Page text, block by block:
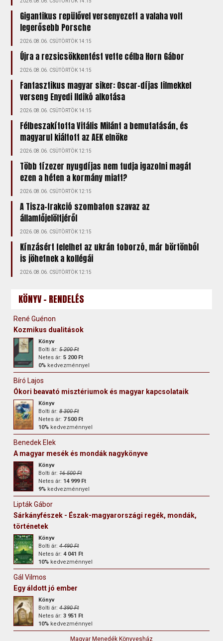
Gigantikus repülővel versenyezett a valaha volt
legerősebb Porsche
2026.08.06. CSÜTÖRTÖK 14:15
Újra a rezsicsökkentést vette célba Horn Gábor
2026.08.06. CSÜTÖRTÖK 14:15
Fantasztikus magyar siker: Oscar-díjas filmekkel
verseng Enyedi Ildikó alkotása
2026.08.06. CSÜTÖRTÖK 14:15
Félbeszakította Vitális Milánt a bemutatásán, és
magyarul kiáltott az AEK elnöke
2026.08.06. CSÜTÖRTÖK 12:15
Több tízezer nyugdíjas nem tudja igazolni magát
ezen a héten a kormány miatt?
2026.08.06. CSÜTÖRTÖK 12:15
A Tisza-frakció szombaton szavaz az
államfőjelöltjéről
2026.08.06. CSÜTÖRTÖK 12:15
Kínzásért felelhet az ukrán toborzó, már börtönből
is jöhetnek a kollégái
2026.08.06. CSÜTÖRTÖK 12:15
KÖNYV - RENDELÉS
René Guénon
Kozmikus dualitások
Könyv
Bolti ár:5 200 Ft
Netes ár:5 200 Ft
0% kedvezménnyel
Bíró Lajos
Ókori beavató misztériumok és magyar kapcsolataik
Könyv
Bolti ár:8 300 Ft
Netes ár: 7 500 Ft
10% kedvezménnyel
Benedek Elek
A magyar mesék és mondák nagykönyve
Könyv
Bolti ár:16 500 Ft
Netes ár: 14 999 Ft
9% kedvezménnyel
Lipták Gábor
Sárkányfészek - Észak-magyarországi regék, mondák,
történetek
Könyv
Bolti ár:4 490 Ft
Netes ár:4 041 Ft
10% kedvezménnyel
Gál Vilmos
Egy áldott jó ember
Könyv
Bolti ár:4 390 Ft
Netes ár:3 951 Ft
10% kedvezménnyel
Magyar Menedék Könyvesház